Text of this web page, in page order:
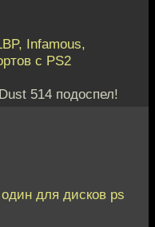
Infamous,
с PS2
514 подоспел!
для дисков ps